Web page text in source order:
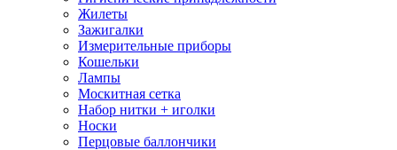
Жилеты
Зажигалки
Измерительные приборы
Кошельки
Лампы
Москитная сетка
Набор нитки + иголки
Носки
Перцовые баллончики